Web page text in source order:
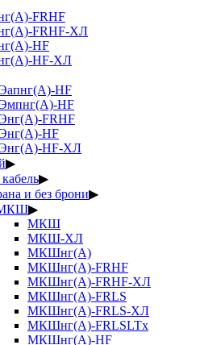
FRHF
FRHF-ХЛ
HF
HF-ХЛ
HF
HF
FRHF
HF
HF-ХЛ
▶
▶
и без брони▶
▶
МКШ
МКШ-ХЛ
МКШнг(А)
МКШнг(А)-FRHF
МКШнг(А)-FRHF-ХЛ
МКШнг(А)-FRLS
МКШнг(А)-FRLS-ХЛ
МКШнг(А)-FRLSLTx
МКШнг(А)-HF